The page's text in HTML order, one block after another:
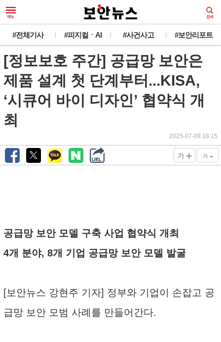
#전체기사 #피지컬ㆍAI #사건사고 #보안리포트
[정보보호 주간] 공급망 보안은
제품 설계 첫 단계부터...KISA,
‘시큐어 바이 디자인’ 협약식 개
최
2025-07-09 18:15
가 + 가 -
공급망 보안 모델 구축 사업 협약식 개최
4개 분야, 8개 기업 공급망 보안 모델 발굴
[보안뉴스 강현주 기자] 정부와 기업이 손잡고 공
급망 보안 모범 사례를 만들어간다.